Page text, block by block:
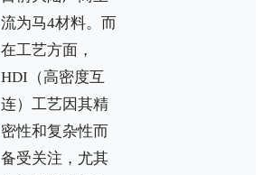
流为马4材料。而
在工艺方面，
HDI（高密度互
连）工艺因其精
密性和复杂性而
备受关注，尤其